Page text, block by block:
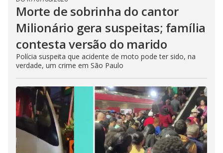
Morte de sobrinha do cantor
Milionário gera suspeitas; família
contesta versão do marido
Polícia suspeita que acidente de moto pode ter sido, na
verdade, um crime em São Paulo